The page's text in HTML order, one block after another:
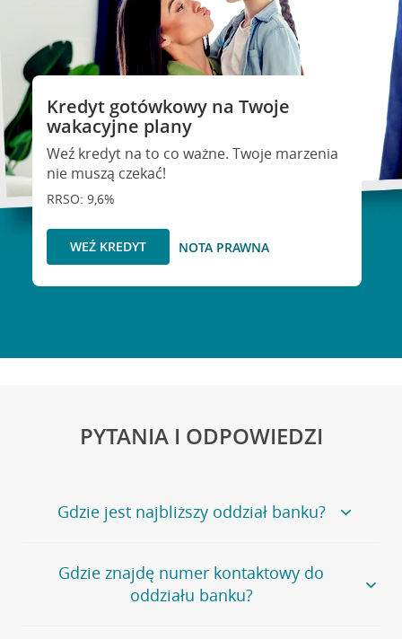
Kredyt gotówkowy na Twoje
wakacyjne plany
Weź kredyt na to co ważne. Twoje marzenia
nie muszą czekać!
RRSO: 9,6%
WEŹ KREDYT NOTA PRAWNA
PYTANIA I ODPOWIEDZI
Gdzie jest najbliższy oddział banku?
Jeśli szukasz oddziału naszego banku, zapraszamy na
stronęPlacówki i bankomaty, na której znajduje się
wygodna wyszukiwarka.
Gdzie znajdę numer kontaktowy do
oddziału banku?